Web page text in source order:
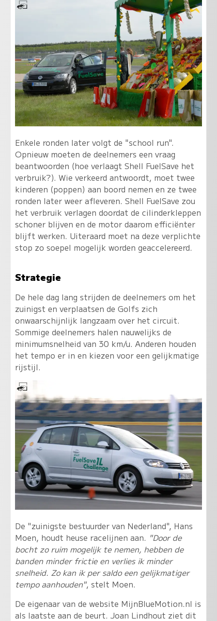
Enkele ronden later volgt de "school run".
Opnieuw moeten de deelnemers een vraag
beantwoorden (hoe verlaagt Shell FuelSave het
verbruik?). Wie verkeerd antwoordt, moet twee
kinderen (poppen) aan boord nemen en ze twee
ronden later weer afleveren. Shell FuelSave zou
het verbruik verlagen doordat de cilinderkleppen
schoner blijven en de motor daarom efficiënter
blijft werken. Uiteraard moet na deze verplichte
stop zo soepel mogelijk worden geaccelereerd.
Strategie
De hele dag lang strijden de deelnemers om het
zuinigst en verplaatsen de Golfs zich
onwaarschijnlijk langzaam over het circuit.
Sommige deelnemers halen nauwelijks de
minimumsnelheid van 30 km/u. Anderen houden
het tempo er in en kiezen voor een gelijkmatige
rijstijl.
De "zuinigste bestuurder van Nederland", Hans
Moen, houdt heuse racelijnen aan. "Door de
bocht zo ruim mogelijk te nemen, hebben de
banden minder frictie en verlies ik minder
snelheid. Zo kan ik per saldo een gelijkmatiger
tempo aanhouden", stelt Moen.
De eigenaar van de website MijnBlueMotion.nl is
als laatste aan de beurt. Joan Lindhout ziet dit